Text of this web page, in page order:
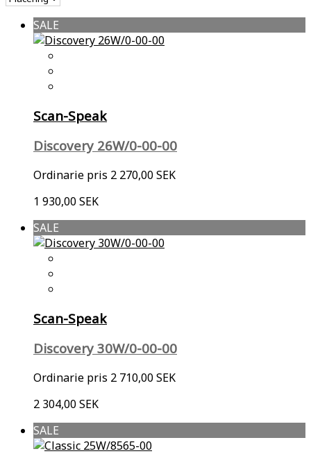
SALE
Scan-Speak
Discovery 26W/0-00-00
Ordinarie pris 2 270,00 SEK
1 930,00 SEK
SALE
Scan-Speak
Discovery 30W/0-00-00
Ordinarie pris 2 710,00 SEK
2 304,00 SEK
SALE